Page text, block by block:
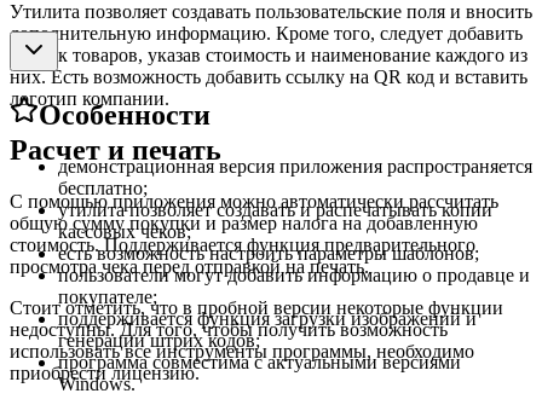
Утилита позволяет создавать пользовательские поля и вносить
дополнительную информацию. Кроме того, следует добавить
список товаров, указав стоимость и наименование каждого из
них. Есть возможность добавить ссылку на QR код и вставить
логотип компании.
Расчет и печать
С помощью приложения можно автоматически рассчитать
общую сумму покупки и размер налога на добавленную
стоимость. Поддерживается функция предварительного
просмотра чека перед отправкой на печать.
Стоит отметить, что в пробной версии некоторые функции
недоступны. Для того, чтобы получить возможность
использовать все инструменты программы, необходимо
приобрести лицензию.
Особенности
демонстрационная версия приложения распространяется
бесплатно;
утилита позволяет создавать и распечатывать копии
кассовых чеков;
есть возможность настроить параметры шаблонов;
пользователи могут добавить информацию о продавце и
покупателе;
поддерживается функция загрузки изображений и
генерации штрих кодов;
программа совместима с актуальными версиями
Windows.